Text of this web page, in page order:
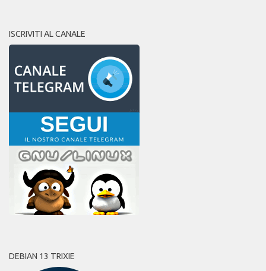
ISCRIVITI AL CANALE
DEBIAN 13 TRIXIE